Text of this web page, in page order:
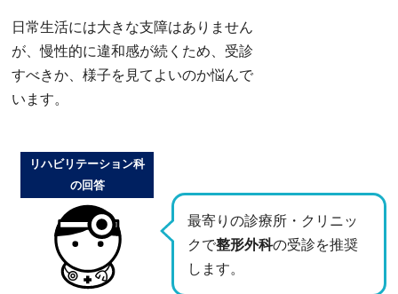
日常生活には大きな支障はありません
が、慢性的に違和感が続くため、受診
すべきか、様子を見てよいのか悩んで
います。
最寄りの診療所・クリニッ
クで整形外科の受診を推奨
します。
リハビリテーション科
の回答